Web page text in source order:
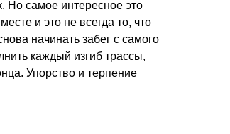
Но самое интересное это
и это не всегда то, что
начинать забег с самого
каждый изгиб трассы,
Упорство и терпение